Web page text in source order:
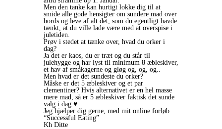
Men den tanke kan hurtigt lokke dig til at
smide alle gode hensigter om sundere mad over
bords og leve af alt det, som du egentligt havde
tænkt, at du ville lade være med at overspise i
juletiden.
Prøv i stedet at tænke over, hvad du orker i
dag?
Ja det er kaos, du er træt og du står til
julehygge og har lyst til minimum 8 æbleskiver,
et hav af småkagerne og gløg og, og, og..
Men hvad er det sundeste du orker?
Måske er det 5 æbleskiver og et par
clementiner? Hvis alternativet er en hel masse
mere mad, så er 5 æbleskiver faktisk det sunde
valg i dag ♥️
Jeg hjælper dig gerne, med mit online forløb
“Successful Eating”
Kh Ditte